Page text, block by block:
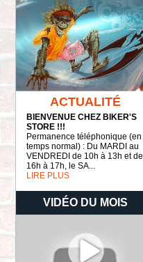
ACTUALITÉ
BIENVENUE CHEZ BIKER'S
STORE !!!
Permanence téléphonique (en
temps normal) : Du MARDI au
VENDREDI de 10h à 13h et de
16h à 17h, le SA...
LIRE PLUS
VIDÉO DU MOIS